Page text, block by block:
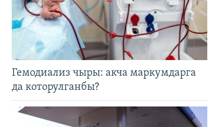
Гемодиализ чыры: акча маркумдарга
да которулганбы?